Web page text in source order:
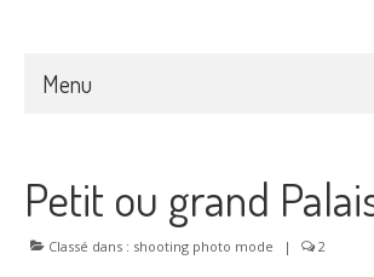
Menu
Déroulement
Nos Offres
Petit ou grand
Classé dans : shooting photo mode | 2